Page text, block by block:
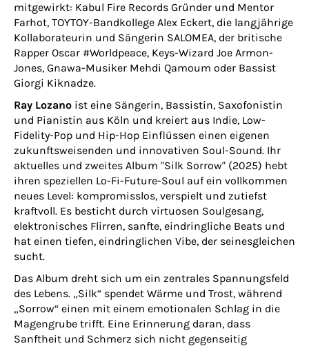
mitgewirkt: Kabul Fire Records Gründer und Mentor
Farhot, TOYTOY-Bandkollege Alex Eckert, die langjährige
Kollaborateurin und Sängerin SALOMEA, der britische
Rapper Oscar #Worldpeace, Keys-Wizard Joe Armon-
Jones, Gnawa-Musiker Mehdi Qamoum oder Bassist
Giorgi Kiknadze.
Ray Lozano ist eine Sängerin, Bassistin, Saxofonistin
und Pianistin aus Köln und kreiert aus Indie, Low-
Fidelity-Pop und Hip-Hop Einflüssen einen eigenen
zukunftsweisenden und innovativen Soul-Sound. Ihr
aktuelles und zweites Album "Silk Sorrow" (2025) hebt
ihren speziellen Lo-Fi-Future-Soul auf ein vollkommen
neues Level: kompromisslos, verspielt und zutiefst
kraftvoll. Es besticht durch virtuosen Soulgesang,
elektronisches Flirren, sanfte, eindringliche Beats und
hat einen tiefen, eindringlichen Vibe, der seinesgleichen
sucht.
Das Album dreht sich um ein zentrales Spannungsfeld
des Lebens. „Silk“ spendet Wärme und Trost, während
„Sorrow“ einen mit einem emotionalen Schlag in die
Magengrube trifft. Eine Erinnerung daran, dass
Sanftheit und Schmerz sich nicht gegenseitig